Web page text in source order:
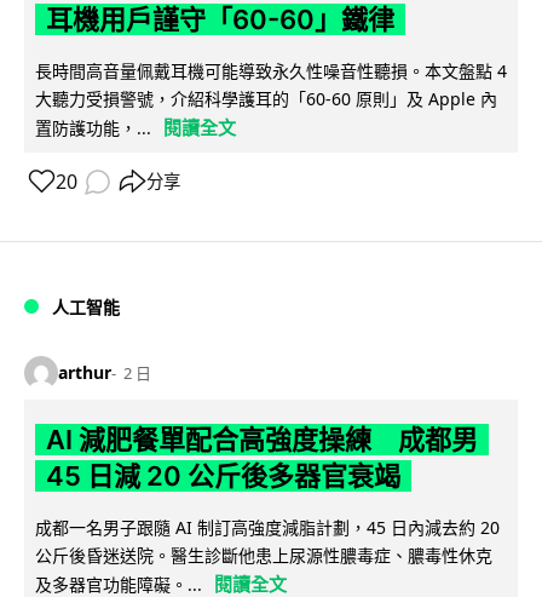
耳機用戶謹守「60-60」鐵律
長時間高音量佩戴耳機可能導致永久性噪音性聽損。本文盤點 4
大聽力受損警號，介紹科學護耳的「60-60 原則」及 Apple 內
置防護功能，...
閱讀全文
20 分享
人工智能
arthur 2 日
AI 減肥餐單配合高強度操練 成都男
45 日減 20 公斤後多器官衰竭
成都一名男子跟隨 AI 制訂高強度減脂計劃，45 日內減去約 20
公斤後昏迷送院。醫生診斷他患上尿源性膿毒症、膿毒性休克
及多器官功能障礙。...
閱讀全文